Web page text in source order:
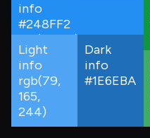
info
#248FF2
var(--info)
Light
info
rgb(79,
165,
244)
Dark
info
#1E6EBA